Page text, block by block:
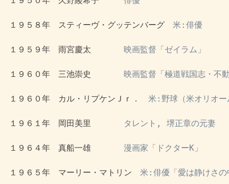
１９５８年　スティーヴ・グッテンバーグ 米:俳優
１９５９年　雨宮慶太 映画監督「ゼイラム」
１９６０年　三池崇史 映画監督「極道戦国志・不
１９６０年　カル・リプケンＪｒ． 米:野球（米オリオ
１９６１年　岡田美里 タレント, 堺正章の元妻
１９６４年　真船一雄 漫画家「ドクターK」
１９６５年　マーリー・マトリン 米:俳優「愛は静けさの